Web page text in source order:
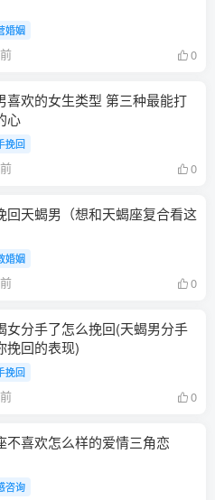
婚姻
0
的女生类型 第三种最能打
心
挽回
0
回天蝎男（想和天蝎座复合看这
婚姻
0
女分手了怎么挽回(天蝎男分手
挽回的表现)
挽回
0
不喜欢怎么样的爱情三角恋
咨询